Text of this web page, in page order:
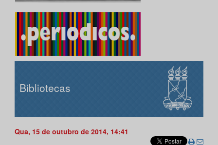
Bibliotecas
Qua, 15 de outubro de 2014, 14:41